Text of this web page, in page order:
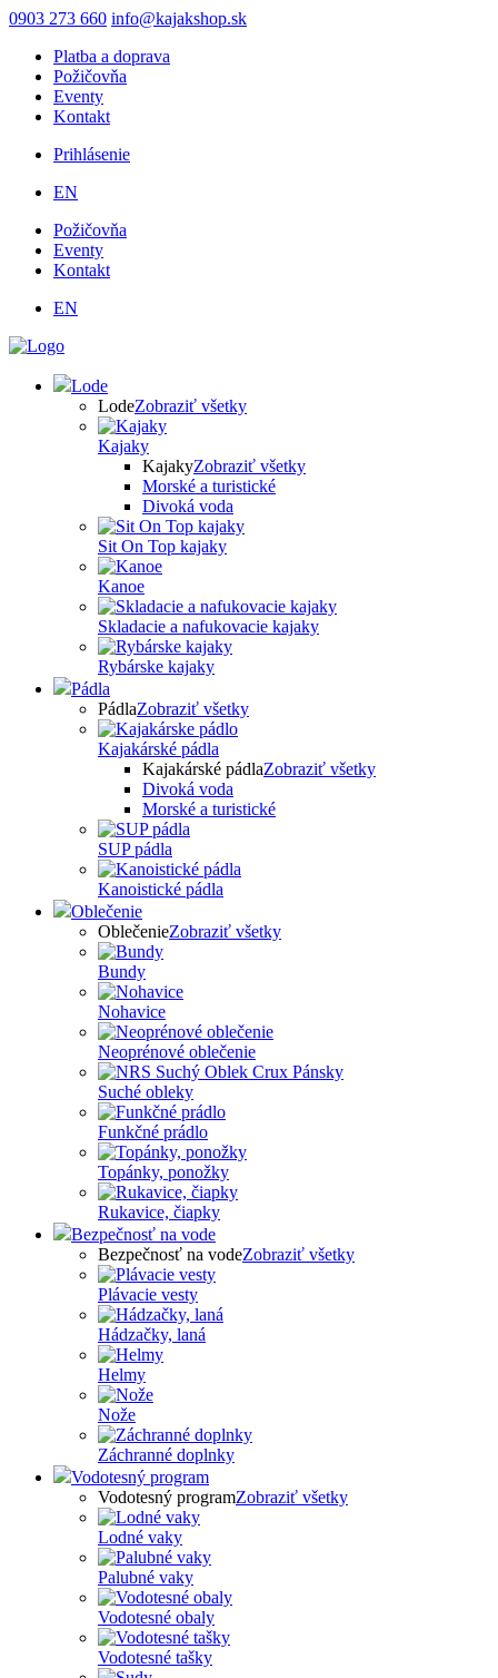
Skočiť
hlavný
obsah
0903 273 660 info@kajakshop.sk
Platba a doprava
Požičovňa
Eventy
Kontakt
Používateľské
Prihlásenie
EN
Požičovňa
Eventy
Kontakt
EN
Lode
LodeZobraziť všetky
Kajaky
KajakyZobraziť všetky
Morské a turistické
Divoká voda
Sit On Top kajaky
Kanoe
Skladacie a nafukovacie kajaky
Rybárske kajaky
Pádla
PádlaZobraziť všetky
Kajakárské pádla
Kajakárské pádlaZobraziť všetky
Divoká voda
Morské a turistické
SUP pádla
Kanoistické pádla
Oblečenie
OblečenieZobraziť všetky
Bundy
Nohavice
Neoprénové oblečenie
Suché obleky
Funkčné prádlo
Topánky, ponožky
Rukavice, čiapky
Bezpečnosť na vode
Bezpečnosť na vodeZobraziť všetky
Plávacie vesty
Hádzačky, laná
Helmy
Nože
Záchranné doplnky
Vodotesný program
Vodotesný programZobraziť všetky
Lodné vaky
Palubné vaky
Vodotesné obaly
Vodotesné tašky